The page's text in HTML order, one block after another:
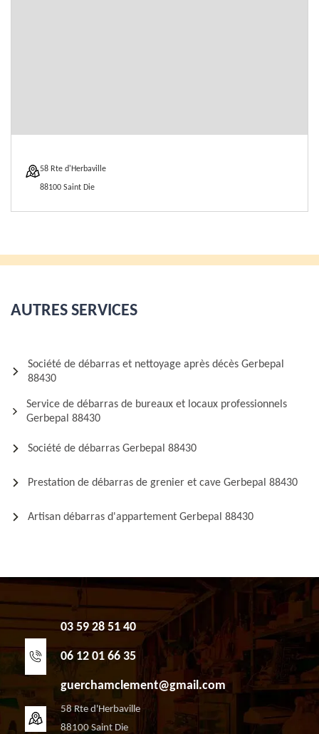
58 Rte d'Herbaville
88100 Saint Die
AUTRES SERVICES
Société de débarras et nettoyage après décès Gerbepal
88430
Service de débarras de bureaux et locaux professionnels
Gerbepal 88430
Société de débarras Gerbepal 88430
Prestation de débarras de grenier et cave Gerbepal 88430
Artisan débarras d'appartement Gerbepal 88430
03 59 28 51 40
06 12 01 66 35
guerchamclement@gmail.com
58 Rte d'Herbaville
88100 Saint Die